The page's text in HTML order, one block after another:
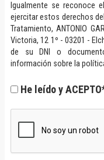
Igualmente se reconoce
ejercitar estos derechos
Tratamiento, ANTONIO
Victoria, 12 1º - 03201 -
de su DNI o
información sobre la
He leído y